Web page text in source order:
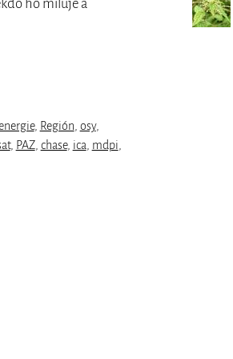
ho miluje a
, Región osy,
, PAZ, chase, ica mdpi